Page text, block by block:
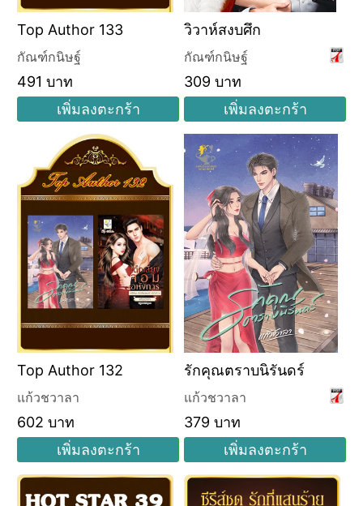
Top Author 133
กัณฑ์กนิษฐ์
491 บาท
เพิ่มลงตะกร้า
วิวาห์สงบศึก
กัณฑ์กนิษฐ์
309 บาท
เพิ่มลงตะกร้า
Top Author 132
แก้วชวาลา
602 บาท
เพิ่มลงตะกร้า
รักคุณตราบนิรันดร์
แก้วชวาลา
379 บาท
เพิ่มลงตะกร้า